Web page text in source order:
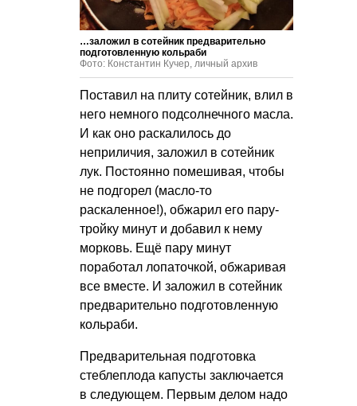
…заложил в сотейник предварительно
подготовленную кольраби
Фото: Константин Кучер, личный архив
Поставил на плиту сотейник, влил в
него немного подсолнечного масла.
И как оно раскалилось до
неприличия, заложил в сотейник
лук. Постоянно помешивая, чтобы
не подгорел (масло-то
раскаленное!), обжарил его пару-
тройку минут и добавил к нему
морковь. Ещё пару минут
поработал лопаточкой, обжаривая
все вместе. И заложил в сотейник
предварительно подготовленную
кольраби.
Предварительная подготовка
стеблеплода капусты заключается
в следующем. Первым делом надо